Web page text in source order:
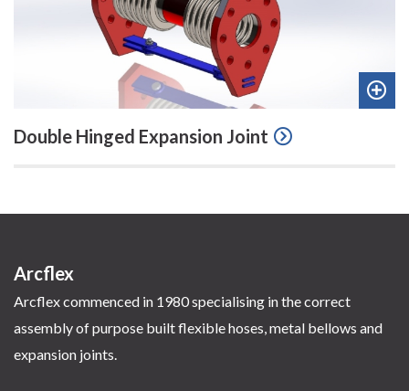
Add
Double Hinged Expansion Joint
Arcflex
Arcflex commenced in 1980 specialising in the correct
assembly of purpose built flexible hoses, metal bellows and
expansion joints.